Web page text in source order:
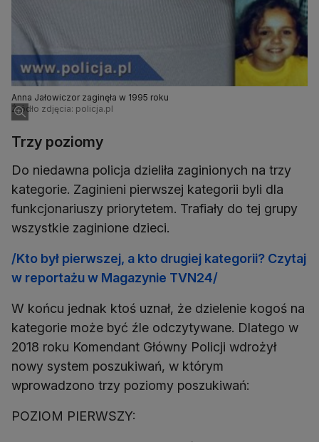
Anna Jałowiczor zaginęła w 1995 roku
Źródło zdjęcia: policja.pl
Trzy poziomy
Do niedawna policja dzieliła zaginionych na trzy
kategorie. Zaginieni pierwszej kategorii byli dla
funkcjonariuszy priorytetem. Trafiały do tej grupy
wszystkie zaginione dzieci.
/Kto był pierwszej, a kto drugiej kategorii? Czytaj
w reportażu w Magazynie TVN24/
W końcu jednak ktoś uznał, że dzielenie kogoś na
kategorie może być źle odczytywane. Dlatego w
2018 roku Komendant Główny Policji wdrożył
nowy system poszukiwań, w którym
wprowadzono trzy poziomy poszukiwań:
POZIOM PIERWSZY: